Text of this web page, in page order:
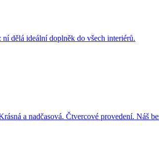
a nadčasová. Čtvercové provedení. Náš